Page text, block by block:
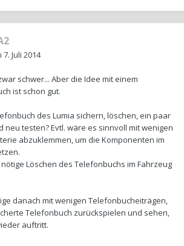
7. Juli 2014
schwer... Aber die Idee mit einem
ist schon gut.
des Lumia sichern, löschen, ein paar
neu testen? Evtl. wäre es sinnvoll mit wenigen
abzuklemmen, um die Komponenten im
Löschen des Telefonbuchs im Fahrzeug
danach mit wenigen Telefonbucheiträgen,
Telefonbuch zurückspielen und sehen,
auftritt.